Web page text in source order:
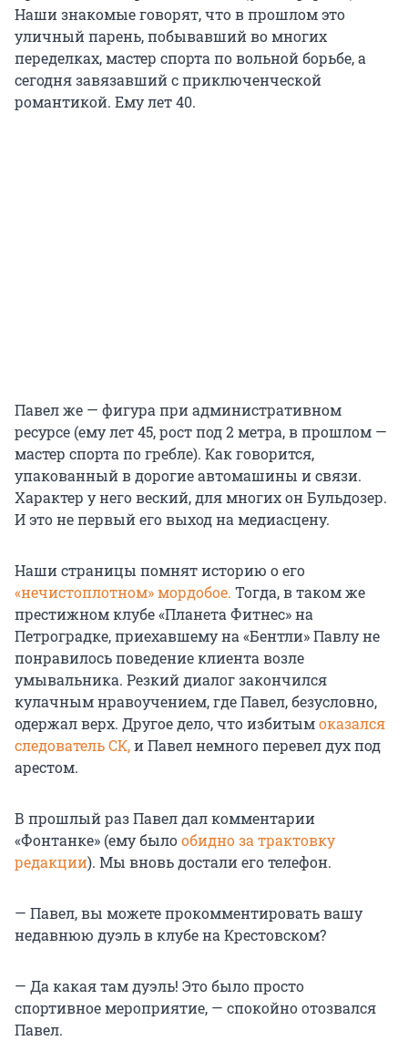
Наши знакомые говорят, что в прошлом это
уличный парень, побывавший во многих
переделках, мастер спорта по вольной борьбе, а
сегодня завязавший с приключенческой
романтикой. Ему лет 40.
Павел же — фигура при административном
ресурсе (ему лет 45, рост под 2 метра, в прошлом —
мастер спорта по гребле). Как говорится,
упакованный в дорогие автомашины и связи.
Характер у него веский, для многих он Бульдозер.
И это не первый его выход на медиасцену.
Наши страницы помнят историю о его
«нечистоплотном» мордобое. Тогда, в таком же
престижном клубе «Планета Фитнес» на
Петроградке, приехавшему на «Бентли» Павлу не
понравилось поведение клиента возле
умывальника. Резкий диалог закончился
кулачным нравоучением, где Павел, безусловно,
одержал верх. Другое дело, что избитымоказался
следователь СК,и Павел немного перевел дух под
арестом.
В прошлый раз Павел дал комментарии
«Фонтанке» (ему былообидно за трактовку
редакции). Мы вновь достали его телефон.
— Павел, вы можете прокомментировать вашу
недавнюю дуэль в клубе на Крестовском?
— Да какая там дуэль! Это было просто
спортивное мероприятие, — спокойно отозвался
Павел.